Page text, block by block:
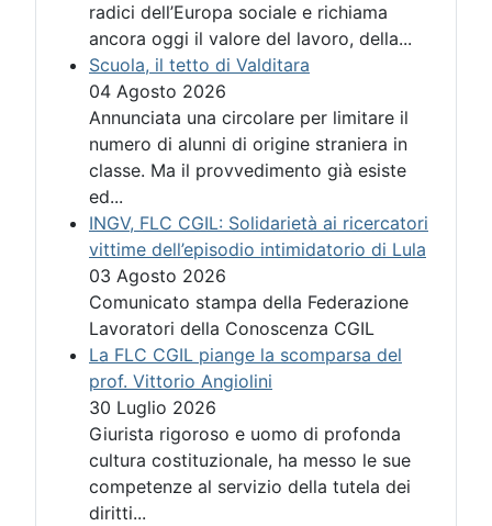
radici dell’Europa sociale e richiama
ancora oggi il valore del lavoro, della...
Scuola, il tetto di Valditara
04 Agosto 2026
Annunciata una circolare per limitare il
numero di alunni di origine straniera in
classe. Ma il provvedimento già esiste
ed...
INGV, FLC CGIL: Solidarietà ai ricercatori
vittime dell’episodio intimidatorio di Lula
03 Agosto 2026
Comunicato stampa della Federazione
Lavoratori della Conoscenza CGIL
La FLC CGIL piange la scomparsa del
prof. Vittorio Angiolini
30 Luglio 2026
Giurista rigoroso e uomo di profonda
cultura costituzionale, ha messo le sue
competenze al servizio della tutela dei
diritti...